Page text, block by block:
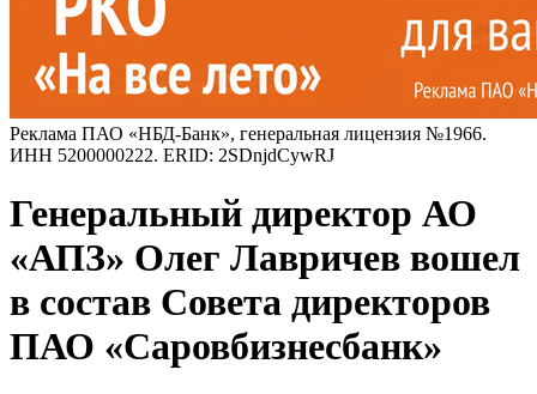
Реклама ПАО «НБД-Банк», генеральная лицензия №1966.
ИНН 5200000222. ERID: 2SDnjdCywRJ
Генеральный директор АО
«АПЗ» Олег Лавричев вошел
в состав Совета директоров
ПАО «Саровбизнесбанк»